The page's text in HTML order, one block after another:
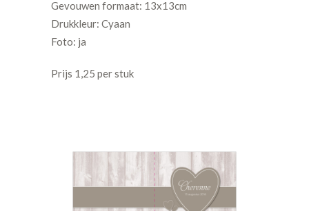
Gevouwen formaat: 13x13cm
Drukkleur: Cyaan
Foto: ja
Prijs 1,25 per stuk